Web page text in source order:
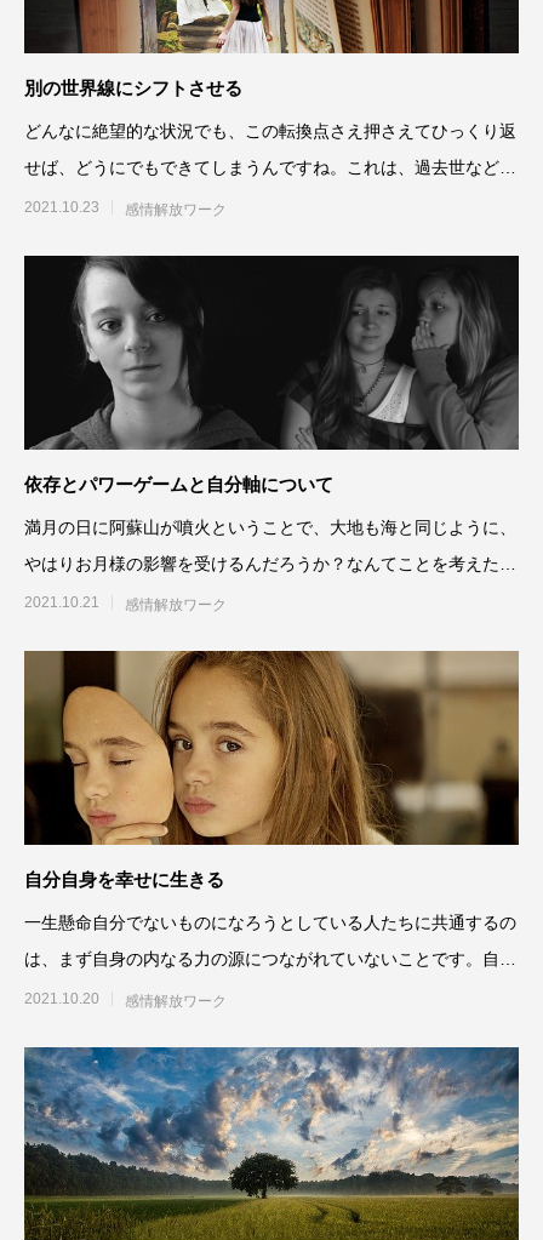
別の世界線にシフトさせる
どんなに絶望的な状況でも、この転換点さえ押さえてひっくり返
せば、どうにでもできてしまうんですね。これは、過去世などの
ストーリーだけではなく、
2021.10.23 感情解放ワーク
依存とパワーゲームと自分軸について
満月の日に阿蘇山が噴火ということで、大地も海と同じように、
やはりお月様の影響を受けるんだろうか？なんてことを考えたり
しましたが、火山灰
2021.10.21 感情解放ワーク
自分自身を幸せに生きる
一生懸命自分でないものになろうとしている人たちに共通するの
は、まず自身の内なる力の源につながれていないことです。自分
を否定しているので、自身
2021.10.20 感情解放ワーク